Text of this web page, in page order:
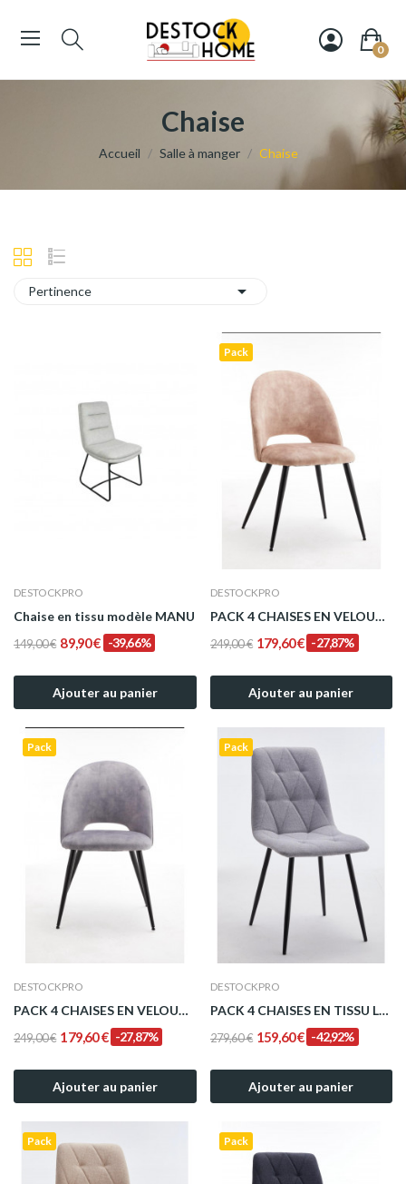
0
Chaise
Accueil Salle à manger Chaise
Pertinence 
DESTOCKPRO
Chaise en tissu modèle MANU
149,00 € 89,90 € -39,66%
Ajouter au panier
Pack
DESTOCKPRO
PACK 4 CHAISES EN VELOURS SANDRA BEIGE
249,00 € 179,60 € -27,87%
Ajouter au panier
Pack
DESTOCKPRO
PACK 4 CHAISES EN VELOURS SANDRA GRIS CLAIR
249,00 € 179,60 € -27,87%
Ajouter au panier
Pack
DESTOCKPRO
PACK 4 CHAISES EN TISSU LAURA GRIS CLAIR
279,60 € 159,60 € -42,92%
Ajouter au panier
Pack Pack